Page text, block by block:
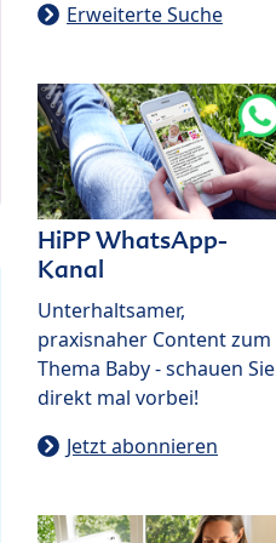
Erweiterte Suche
HiPP WhatsApp-
Kanal
Unterhaltsamer,
praxisnaher Content zum
Thema Baby - schauen Sie
direkt mal vorbei!
Jetzt abonnieren